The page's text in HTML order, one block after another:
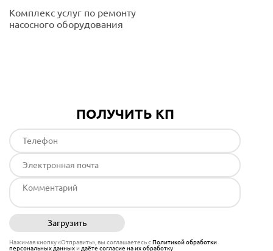
Комплекс услуг по ремонту
насосного оборудования
ПОЛУЧИТЬ КП
Загрузить
Нажимая кнопку «Отправить», вы соглашаетесь сПолитикой обработки
персональных данныхи даёте согласие на их обработку